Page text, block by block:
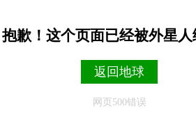
抱歉！这个页面已经被外星人
返回地球
网页500错误